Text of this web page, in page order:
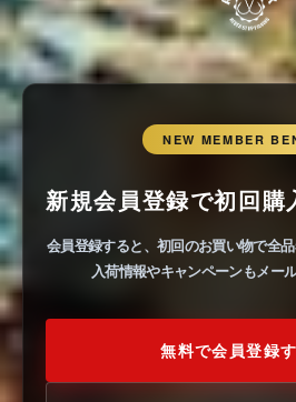
NEW MEMBER
新規会員登録で初回購
会員登録すると、初回のお買い物で全
入荷情報やキャンペーンもメー
無料で会員登録